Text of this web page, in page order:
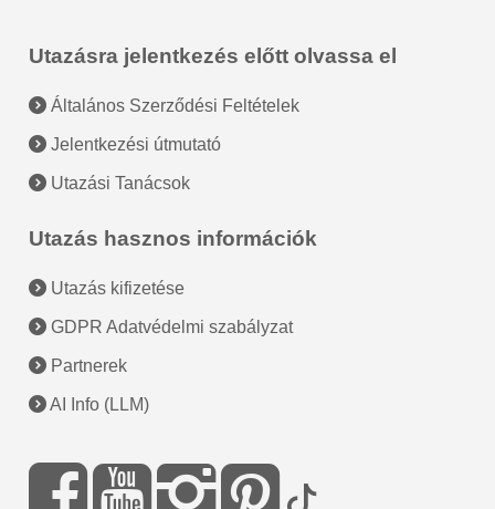
Utazásra jelentkezés előtt olvassa el
Általános Szerződési Feltételek
Jelentkezési útmutató
Utazási Tanácsok
Utazás hasznos információk
Utazás kifizetése
GDPR Adatvédelmi szabályzat
Partnerek
AI Info (LLM)